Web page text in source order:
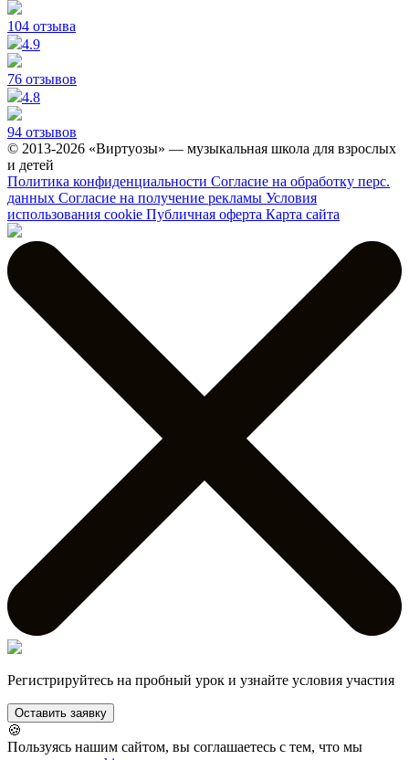
104 отзыва
4.9
76 отзывов
4.8
94 отзывов
© 2013-2026 «Виртуозы» — музыкальная школа для взрослых
и детей
Политика конфиденциальности Согласие на обработку перс.
данных Согласие на получение рекламы Условия
использования cookie Публичная оферта Карта сайта
Регистрируйтесь на пробный урок и узнайте условия участия
Оставить заявку
🍪
Пользуясь нашим сайтом, вы соглашаетесь с тем, что мы